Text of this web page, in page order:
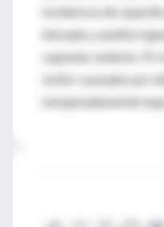
incidencia de
elevada y podría
capsular anterior. El